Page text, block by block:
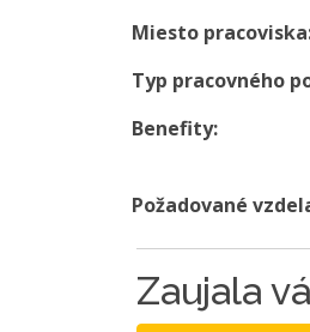
Miesto
Typ pracovného
Benefity:
Požadované
Zaujala